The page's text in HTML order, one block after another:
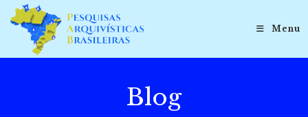
para
conteúdo
Menu
Blog